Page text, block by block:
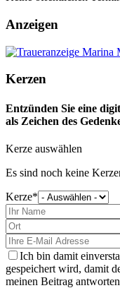
Anzeigen
Kerzen
Entzünden Sie eine
als Zeichen des
Kerze auswählen
Es sind noch keine
Kerze
Sie
Ich bin damit
gespeichert wird, damit
meinen Beitrag